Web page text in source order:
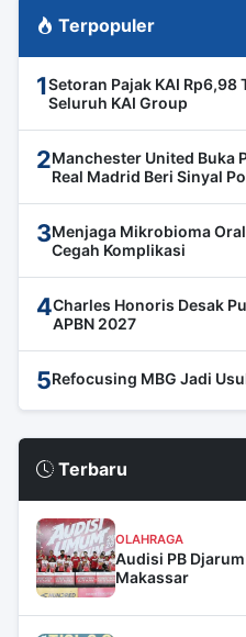
Terpopuler
1Setoran Pajak KAI
Seluruh KAI Group
2Manchester United Buka
Real Madrid Beri Sinyal
3Menjaga Mikrobioma
Cegah Komplikasi
4Charles Honoris Desak
APBN 2027
5Refocusing MBG Jadi
Terbaru
OLAHRAGA
Audisi PB
Makassar